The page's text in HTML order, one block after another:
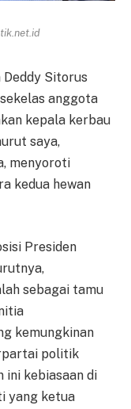
Sitorus
anggota
kepala kerbau
saya,
menyoroti
kedua hewan
Presiden
sebagai tamu
kemungkinan
politik
ini kebiasaan di
yang ketua